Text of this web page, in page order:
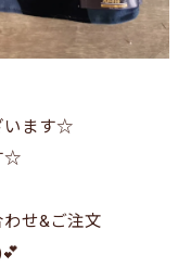
います☆
☆
せ&ご注文